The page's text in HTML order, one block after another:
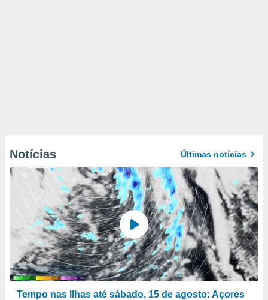
Notícias Últimas notícias
Tempo nas Ilhas até sábado, 15 de agosto: Açores